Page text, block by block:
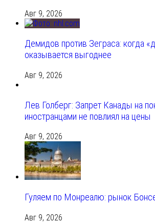
Авг 9, 2026
Демидов против Зеграса: когда
оказывается выгоднее
Авг 9, 2026
Лев Голберг: Запрет Канады на
иностранцами не повлиял на цены
Авг 9, 2026
Гуляем по Монреалю: рынок
Авг 9, 2026